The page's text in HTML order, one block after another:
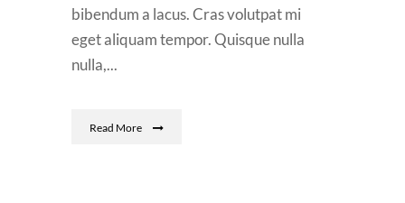
bibendum a lacus. Cras volutpat mi
eget aliquam tempor. Quisque nulla
nulla,...
Read More